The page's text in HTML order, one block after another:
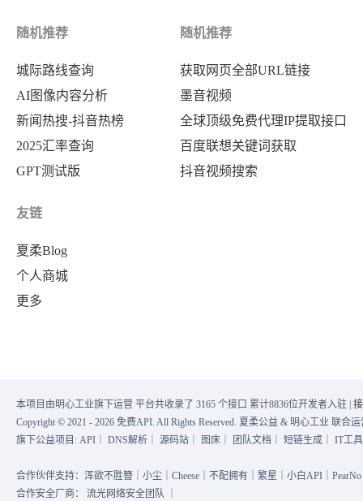
随机推荐
城际路线查询
AI图像内容分析
新闻热搜-抖音热榜
2025汇率查询
GPT测试版
随机推荐
获取网页全部URL链接
墨音视频
全球顶级免费代理IP提取接口
百度联想关键词获取
抖音视频搜索
友链
夏柔Blog
个人商城
更多
本项目由明心工业旗下运营 平台共收录了 3165 个接口 累计8836位开发者入驻 |
Copyright © 2021 - 2026 免费API. All Rights Reserved. 夏柔公益 & 明心工业 联合
旗下公益项目: API DNS解析 源码站 图床 团队文档 短链生成 IT工
合作伙伴支持：浑欲不胜簪｜小尘｜Cheese｜不配拥有｜繁星｜小白API｜
合作安全厂商： 流光网络安全团队